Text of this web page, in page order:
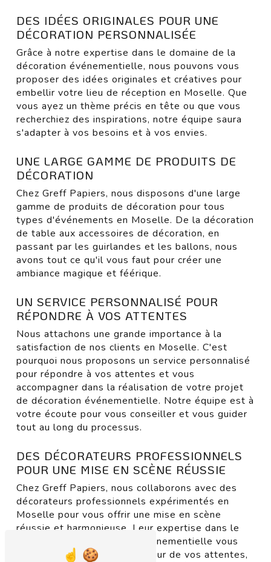
DES IDÉES ORIGINALES POUR UNE
DÉCORATION PERSONNALISÉE
Grâce à notre expertise dans le domaine de la
décoration événementielle, nous pouvons vous
proposer des idées originales et créatives pour
embellir votre lieu de réception en Moselle. Que
vous ayez un thème précis en tête ou que vous
recherchiez des inspirations, notre équipe saura
s'adapter à vos besoins et à vos envies.
UNE LARGE GAMME DE PRODUITS DE
DÉCORATION
Chez Greff Papiers, nous disposons d'une large
gamme de produits de décoration pour tous
types d'événements en Moselle. De la décoration
de table aux accessoires de décoration, en
passant par les guirlandes et les ballons, nous
avons tout ce qu'il vous faut pour créer une
ambiance magique et féérique.
UN SERVICE PERSONNALISÉ POUR
RÉPONDRE À VOS ATTENTES
Nous attachons une grande importance à la
satisfaction de nos clients en Moselle. C'est
pourquoi nous proposons un service personnalisé
pour répondre à vos attentes et vous
accompagner dans la réalisation de votre projet
de décoration événementielle. Notre équipe est à
votre écoute pour vous conseiller et vous guider
tout au long du processus.
DES DÉCORATEURS PROFESSIONNELS
POUR UNE MISE EN SCÈNE RÉUSSIE
Chez Greff Papiers, nous collaborons avec des
décorateurs professionnels expérimentés en
Moselle pour vous offrir une mise en scène
réussie et harmonieuse. Leur expertise dans le
domaine de la décoration événementielle vous
garantit un résultat à la hauteur de vos attentes,